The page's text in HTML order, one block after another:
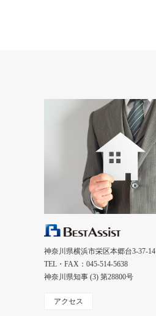
神奈川県横浜市栄区本郷台3-37-14
TEL・FAX：045-514-5638
神奈川県知事 (3) 第28800号
アクセス